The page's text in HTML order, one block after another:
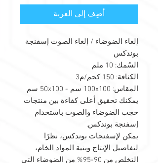
أضِف إلى العربة
إلغاء الضوضاء / إلغاء الصوت إسفنجة
بوندكس
السُمك: 10 ملم
الكثافة: 150 كجم/م3
المقاس: 100x100 سم - 50x100 سم
يمكنك تحقيق أعلى كفاءة بين منتجات
حجب الضوضاء والصوت باستخدام
إسفنجة بوندكس.
يمكن لإسفنجات بوندكس، نظرًا
لتفاصيل الإنتاج وبنية المواد الخام،
التخلص من 90-95% من الضوضاء التي